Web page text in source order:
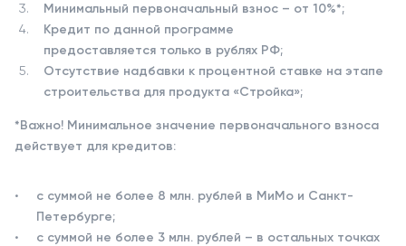
Минимальный первоначальный взнос – от 10%*;
Кредит по данной программе
предоставляется только в рублях РФ;
Отсутствие надбавки к процентной ставке на этапе
строительства для продукта «Стройка»;
*Важно! Минимальное значение первоначального взноса
действует для кредитов:
с суммой не более 8 млн. рублей в МиМо и Санкт-
Петербурге;
с суммой не более 3 млн. рублей – в остальных точках